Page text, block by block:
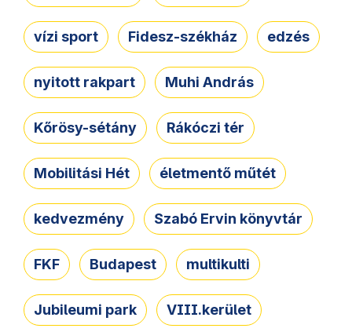
vízi sport Fidesz-székház edzés
nyitott rakpart Muhi András
Kőrösy-sétány Rákóczi tér
Mobilitási Hét életmentő műtét
kedvezmény Szabó Ervin könyvtár
FKF Budapest multikulti
Jubileumi park VIII.kerület